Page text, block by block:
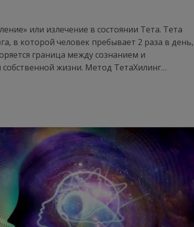
или излечение в состоянии Тета. Тета
в которой человек пребывает 2 раза в день,
граница между сознанием и
жизни. Метод ТетаХилинг…